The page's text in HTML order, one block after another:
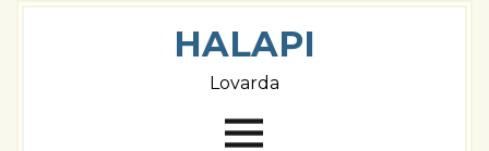
HALAPI
Lovarda